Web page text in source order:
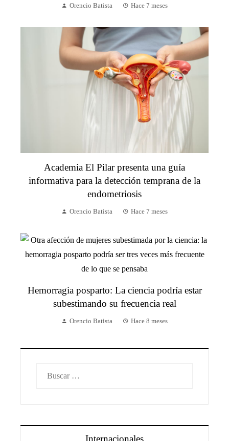
Orencio Batista Hace 7 meses
Academia El Pilar presenta una guía
informativa para la detección temprana de la
endometriosis
Orencio Batista Hace 7 meses
Hemorragia posparto: La ciencia podría estar
subestimando su frecuencia real
Orencio Batista Hace 8 meses
Internacionales